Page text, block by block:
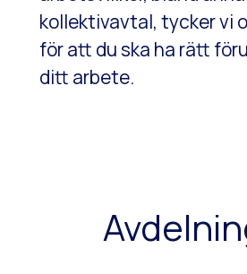
kollektivavtal, tycker vi
för att du ska ha rätt
ditt arbete.
Service, Mjukvara,